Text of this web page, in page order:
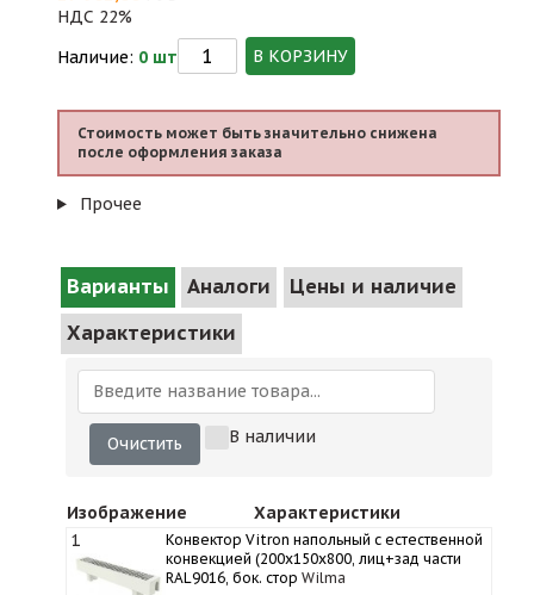
НДС 22%
Наличие: 0 шт В КОРЗИНУ
Стоимость может быть значительно снижена
после оформления заказа
Прочее
Варианты Аналоги
Цены и наличие
Характеристики
Очистить В наличии
Изображение
Характеристики
1
Конвектор Vitron напольный с естественной
конвекцией (200х150х800, лиц+зад части
RAL9016, бок. стор Wilma